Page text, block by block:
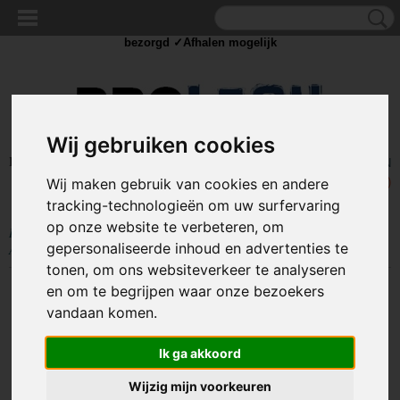
Wij gebruiken cookies
Wij maken gebruik van cookies en andere
tracking-technologieën om uw surfervaring
op onze website te verbeteren, om
gepersonaliseerde inhoud en advertenties te
tonen, om ons websiteverkeer te analyseren
en om te begrijpen waar onze bezoekers
vandaan komen.
Ik ga akkoord
Wijzig mijn voorkeuren
Inloggen Registreren
UW WINKELWAGEN
Geen producten
(0)
Home >OUTDOOR>Hardloop/Veiligheids Armband
Armband LED 25cm - Groen
bezorgd ✓Afhalen mogelijk